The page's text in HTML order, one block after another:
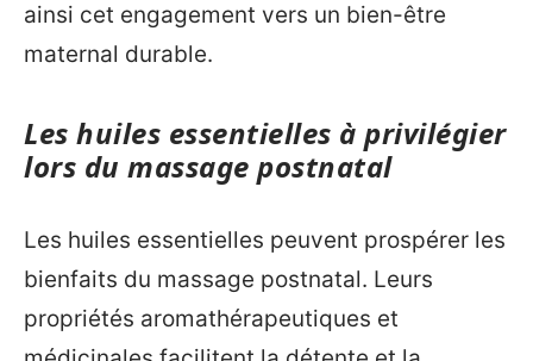
ainsi cet engagement vers un bien-être
maternal durable.
Les huiles essentielles à privilégier
lors du massage postnatal
Les huiles essentielles peuvent prospérer les
bienfaits du massage postnatal. Leurs
propriétés aromathérapeutiques et